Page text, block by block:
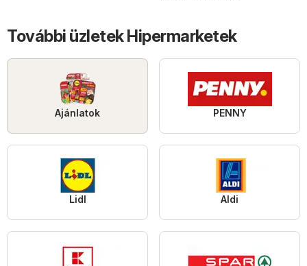
További üzletek Hipermarketek
Ajánlatok PENNY
Lidl Aldi